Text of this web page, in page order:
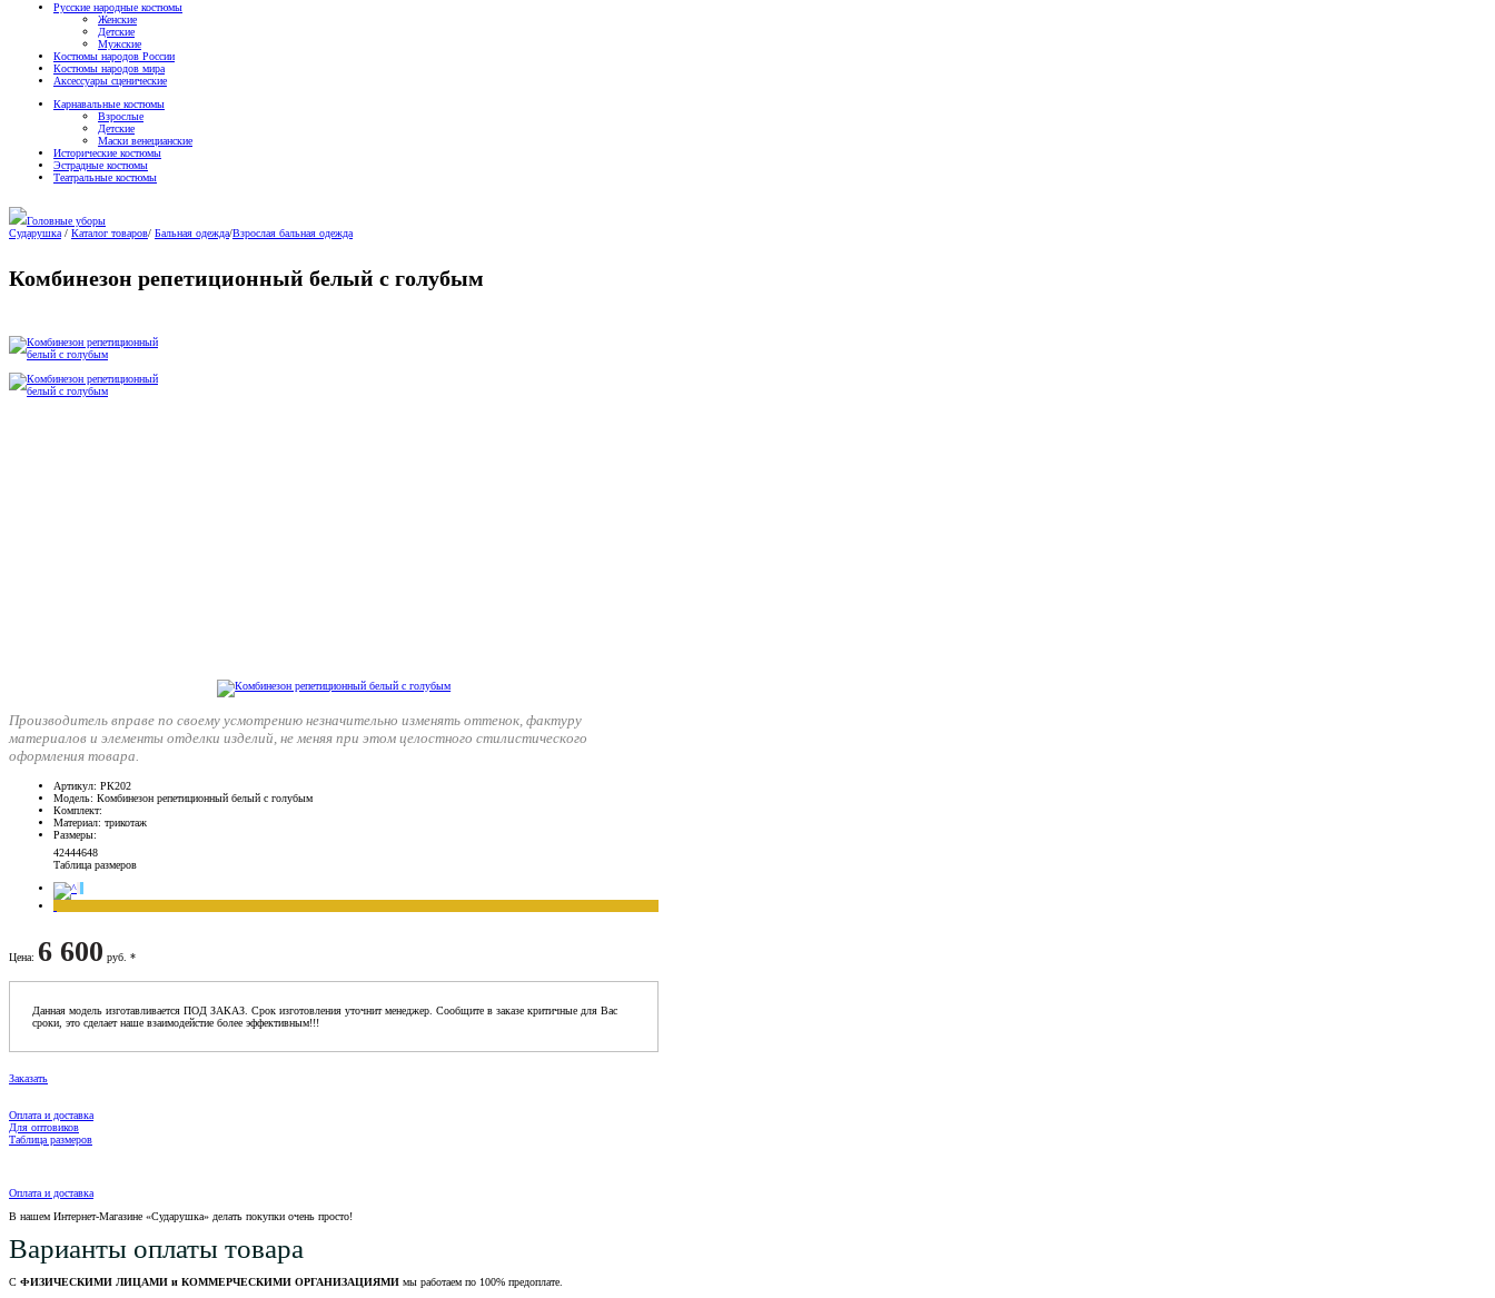
Русские народные костюмы
Женские
Детские
Мужские
Костюмы народов России
Костюмы народов мира
Аксессуары сценические
Карнавальные костюмы
Взрослые
Детские
Маски венецианские
Исторические костюмы
Эстрадные костюмы
Театральные костюмы
Головные уборы
Сударушка / Каталог товаров/ Бальная одежда/Взрослая бальная одежда
Комбинезон репетиционный белый с голубым
Производитель вправе по своему усмотрению незначительно изменять оттенок, фактуру
материалов и элементы отделки изделий, не меняя при этом целостного стилистического
оформления товара.
Артикул: РК202
Модель: Комбинезон репетиционный белый с голубым
Комплект:
Материал: трикотаж
Размеры:
42444648
Таблица размеров
Цена: 6 600 руб. *
Данная модель изготавливается ПОД ЗАКАЗ. Срок изготовления уточнит менеджер. Сообщите в заказе критичные для Вас
сроки, это сделает наше взаимодейстие более эффективным!!!
Заказать
Оплата и доставка
Для оптовиков
Таблица размеров
Оплата и доставка
В нашем Интернет-Магазине «Сударушка» делать покупки очень просто!
Варианты оплаты товара
С ФИЗИЧЕСКИМИ ЛИЦАМИ и КОММЕРЧЕСКИМИ ОРГАНИЗАЦИЯМИ мы работаем по 100% предоплате.